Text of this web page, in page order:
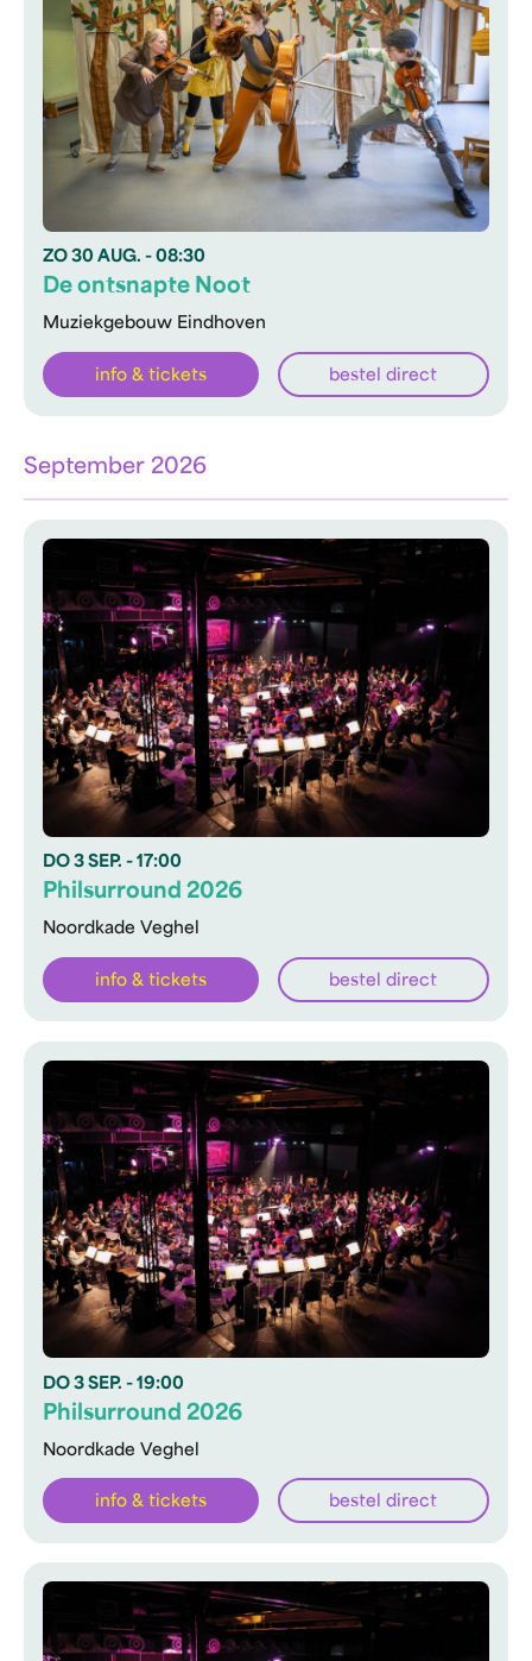
ZO 30 AUG. - 08:30
Muziekgebouw Eindhoven
De ontsnapte Noot
info & tickets bestel direct
September 2026
DO 3 SEP. - 17:00
Noordkade Veghel
Philsurround 2026
info & tickets bestel direct
DO 3 SEP. - 19:00
Noordkade Veghel
Philsurround 2026
info & tickets bestel direct